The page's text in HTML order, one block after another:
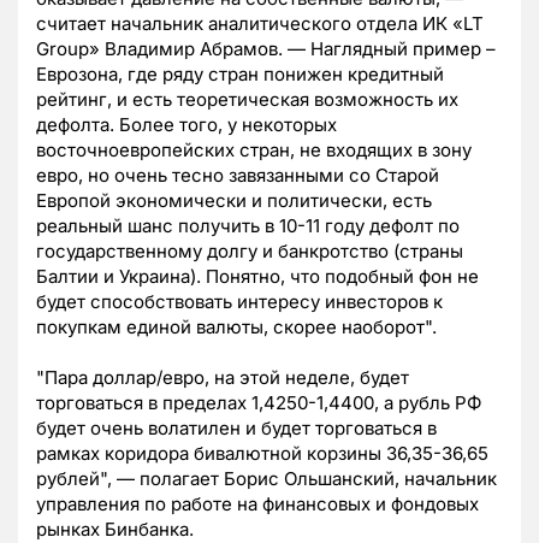
считает начальник аналитического отдела ИК «LT
Group» Владимир Абрамов. — Наглядный пример –
Еврозона, где ряду стран понижен кредитный
рейтинг, и есть теоретическая возможность их
дефолта. Более того, у некоторых
восточноевропейских стран, не входящих в зону
евро, но очень тесно завязанными со Старой
Европой экономически и политически, есть
реальный шанс получить в 10-11 году дефолт по
государственному долгу и банкротство (страны
Балтии и Украина). Понятно, что подобный фон не
будет способствовать интересу инвесторов к
покупкам единой валюты, скорее наоборот".
"Пара доллар/евро, на этой неделе, будет
торговаться в пределах 1,4250-1,4400, а рубль РФ
будет очень волатилен и будет торговаться в
рамках коридора бивалютной корзины 36,35-36,65
рублей", — полагает Борис Ольшанский, начальник
управления по работе на финансовых и фондовых
рынках Бинбанка.